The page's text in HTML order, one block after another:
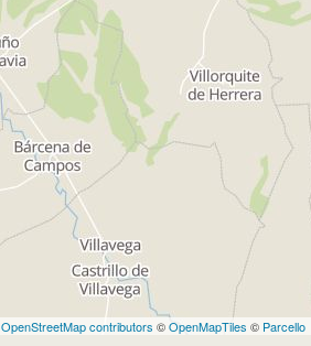
OpenStreetMap contributors ©OpenMapTiles © Parcello